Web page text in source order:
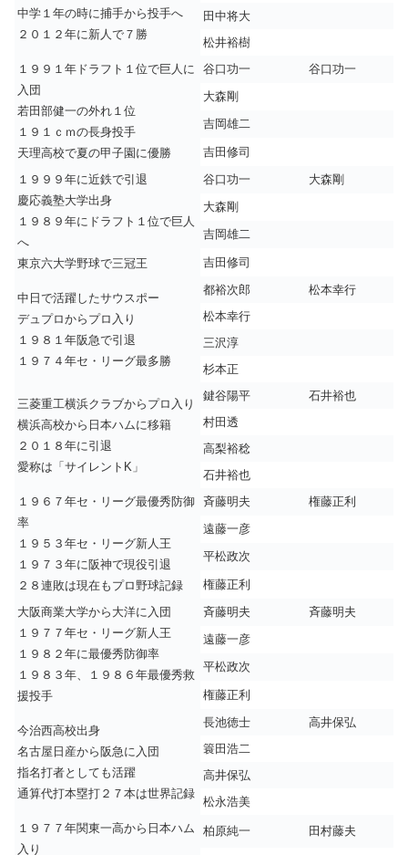
中学１年の時に捕手から投手へ
２０１２年に新人で７勝
田中将大
松井裕樹
１９９１年ドラフト１位で巨人に
入団
若田部健一の外れ１位
１９１ｃｍの長身投手
天理高校で夏の甲子園に優勝
谷口功一
谷口功一
大森剛
吉岡雄二
吉田修司
１９９９年に近鉄で引退
慶応義塾大学出身
１９８９年にドラフト１位で巨人
へ
東京六大学野球で三冠王
谷口功一
大森剛
大森剛
吉岡雄二
吉田修司
中日で活躍したサウスポー
デュプロからプロ入り
１９８１年阪急で引退
１９７４年セ・リーグ最多勝
都裕次郎
松本幸行
松本幸行
三沢淳
杉本正
三菱重工横浜クラブからプロ入り
横浜高校から日本ハムに移籍
２０１８年に引退
愛称は「サイレントK」
鍵谷陽平
石井裕也
村田透
高梨裕稔
石井裕也
１９６７年セ・リーグ最優秀防御
率
１９５３年セ・リーグ新人王
１９７３年に阪神で現役引退
２８連敗は現在もプロ野球記録
斉藤明夫
権藤正利
遠藤一彦
平松政次
権藤正利
大阪商業大学から大洋に入団
１９７７年セ・リーグ新人王
１９８２年に最優秀防御率
１９８３年、１９８６年最優秀救
援投手
斉藤明夫
斉藤明夫
遠藤一彦
平松政次
権藤正利
今治西高校出身
名古屋日産から阪急に入団
指名打者としても活躍
通算代打本塁打２７本は世界記録
長池徳士
高井保弘
簑田浩二
高井保弘
松永浩美
１９７７年関東一高から日本ハム
入り
柏原純一 田村藤夫